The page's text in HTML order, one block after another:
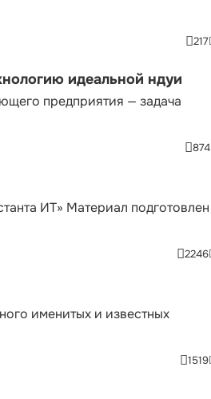
217
идеальной ндуи
предприятия — задача
874
ИТ» Материал подготовлен
2246
именитых и известных
1519